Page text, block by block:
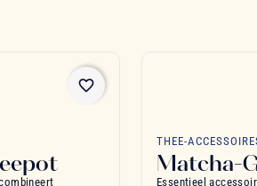
favorite_border
THEE-
Matcha-
Essentieel